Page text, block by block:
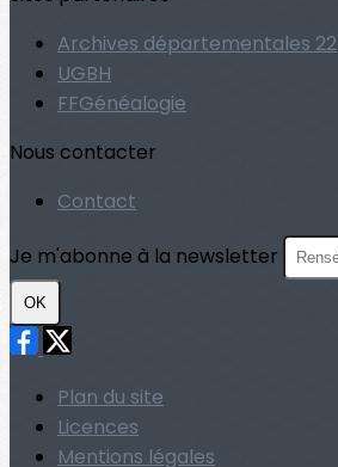
Archives départementales 22
UGBH
FFGénéalogie
Nous contacter
Contact
Je m'abonne à la newsletter
OK
Plan du site
Licences
Mentions légales